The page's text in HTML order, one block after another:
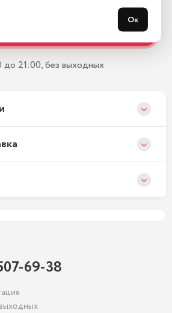
до 21:00, без выходных
69-38
Ок